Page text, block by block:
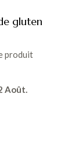
gluten
produit
Août.